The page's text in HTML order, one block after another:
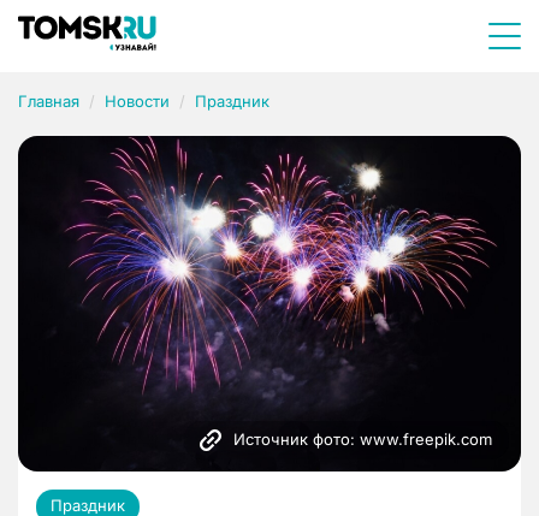
Главная Новости Праздник
Источник фото: www.freepik.com
Праздник